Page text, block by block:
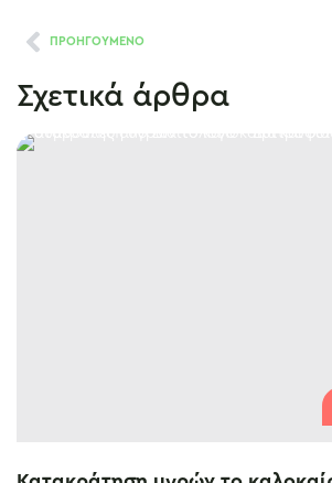
ΠΡΟΗΓΟΥΜΕΝΟ
Σχετικά άρθρα